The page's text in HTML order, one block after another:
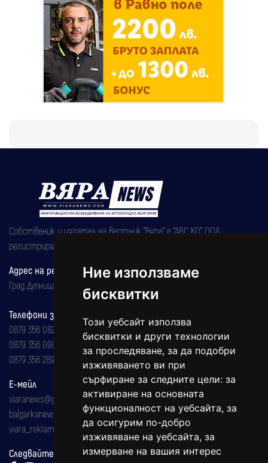
Ние използваме
бисквитки
Този уебсайт използва
бисквитки и други технологии
за проследяване, за да подобри
изживяването ви при
сърфиране за следните цели: за
активиране на основната
функционалност на уебсайта, за
да осигурим по-добро
изживяване на уебсайта, за
измерване на вашия интерес
Собственик и издател на вестник "Вяра" е "АВС КО" ООД,
регистрирана на 08.05.2002 година.
Адрес на редакцията
Град Дупница, ул.''Христо Ботев" 43
Телефони за реклама и абонаменти
0879 356 082
0879 356 098
0879 356 289
Е-мейл
viaranews@gmail.com
balgarkanews@gmail.com
viara_reklama@mail.bg
Следвайте ни: